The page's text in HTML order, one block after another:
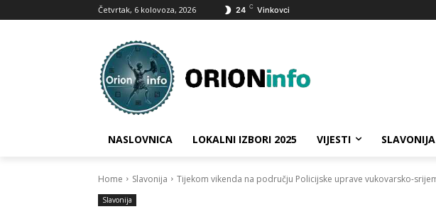
Četvrtak, 6 kolovoza, 2026 24 C Vinkovci
NASLOVNICA LOKALNI IZBORI 2025 VIJESTI SLAVONIJA
Home Slavonija Tijekom vikenda na području Policijske uprave vukovarsko-
Slavonija